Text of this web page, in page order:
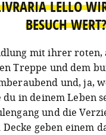
LELLO
BESUCH WERT?
mit ihrer roten,
Treppe und dem
und, ja,
du in deinem Leben
und die
geben einem